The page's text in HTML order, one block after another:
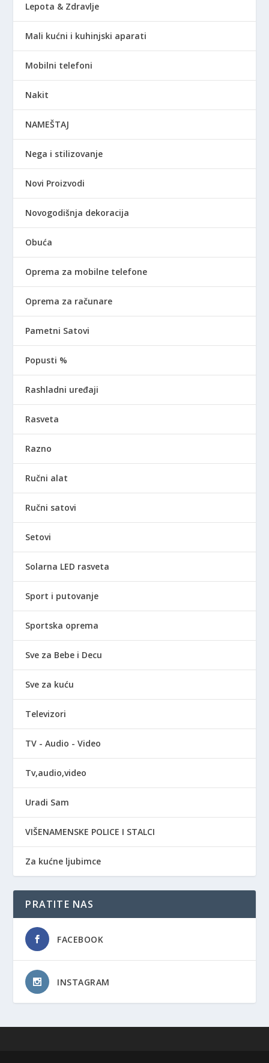
Lepota & Zdravlje
Mali kućni i kuhinjski aparati
Mobilni telefoni
Nakit
NAMEŠTAJ
Nega i stilizovanje
Novi Proizvodi
Novogodišnja dekoracija
Obuća
Oprema za mobilne telefone
Oprema za računare
Pametni Satovi
Popusti %
Rashladni uređaji
Rasveta
Razno
Ručni alat
Ručni satovi
Setovi
Solarna LED rasveta
Sport i putovanje
Sportska oprema
Sve za Bebe i Decu
Sve za kuću
Televizori
TV - Audio - Video
Tv,audio,video
Uradi Sam
VIŠENAMENSKE POLICE I STALCI
Za kućne ljubimce
PRATITE NAS
FACEBOOK
INSTAGRAM